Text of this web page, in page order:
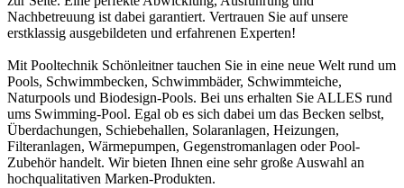
Nachbetreuung ist dabei garantiert. Vertrauen Sie auf unsere
erstklassig ausgebildeten und erfahrenen Experten!
Mit Pooltechnik Schönleitner tauchen Sie in eine neue Welt rund um
Pools, Schwimmbecken, Schwimmbäder, Schwimmteiche,
Naturpools und Biodesign-Pools. Bei uns erhalten Sie ALLES rund
ums Swimming-Pool. Egal ob es sich dabei um das Becken selbst,
Überdachungen, Schiebehallen, Solaranlagen, Heizungen,
Filteranlagen, Wärmepumpen, Gegenstromanlagen oder Pool-
Zubehör handelt. Wir bieten Ihnen eine sehr große Auswahl an
hochqualitativen Marken-Produkten.